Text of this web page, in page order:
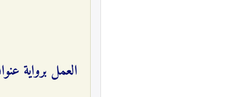
العمل برواية